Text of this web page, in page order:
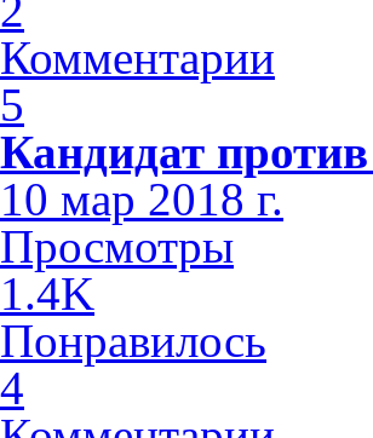
Комментарии
5
Кандидат
10 мар 2018 г.
Просмотры
1.4K
Понравилось
4